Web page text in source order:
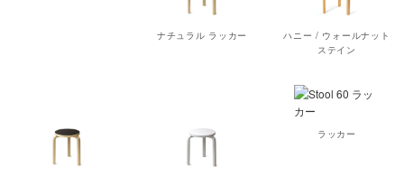
ナチュラル ラッカー
ハニー / ウォールナット
ステイン
ラッカー